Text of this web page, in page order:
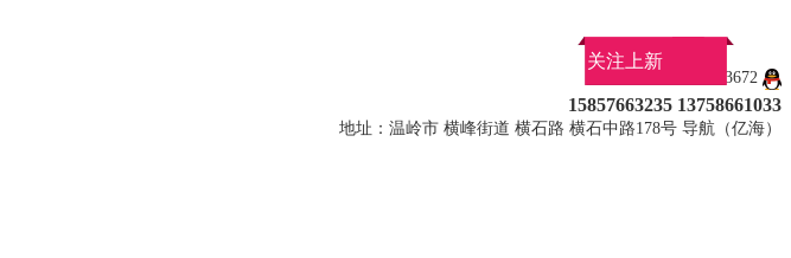
QQ：1027113672
15857663235 13758661033
地址：温岭市 横峰街道 横石路 横石中路178号 导航（亿海）
关注上新